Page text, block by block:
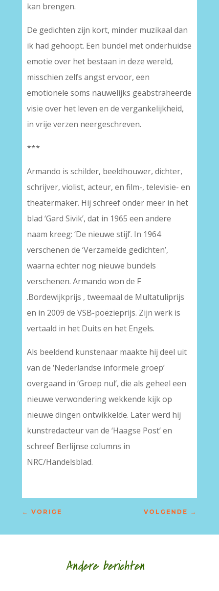
kan brengen.
De gedichten zijn kort, minder muzikaal dan
ik had gehoopt. Een bundel met onderhuidse
emotie over het bestaan in deze wereld,
misschien zelfs angst ervoor, een
emotionele soms nauwelijks geabstraheerde
visie over het leven en de vergankelijkheid,
in vrije verzen neergeschreven.
***
Armando is schilder, beeldhouwer, dichter,
schrijver, violist, acteur, en film-, televisie- en
theatermaker. Hij schreef onder meer in het
blad ‘Gard Sivik’, dat in 1965 een andere
naam kreeg: ‘De nieuwe stijl’. In 1964
verschenen de ‘Verzamelde gedichten’,
waarna echter nog nieuwe bundels
verschenen. Armando won de F
.Bordewijkprijs , tweemaal de Multatuliprijs
en in 2009 de VSB-poëzieprijs. Zijn werk is
vertaald in het Duits en het Engels.
Als beeldend kunstenaar maakte hij deel uit
van de ‘Nederlandse informele groep’
overgaand in ‘Groep nul’, die als geheel een
nieuwe verwondering wekkende kijk op
nieuwe dingen ontwikkelde. Later werd hij
kunstredacteur van de ‘Haagse Post’ en
schreef Berlijnse columns in
NRC/Handelsblad.
← VORIGE VOLGENDE →
Andere berichten